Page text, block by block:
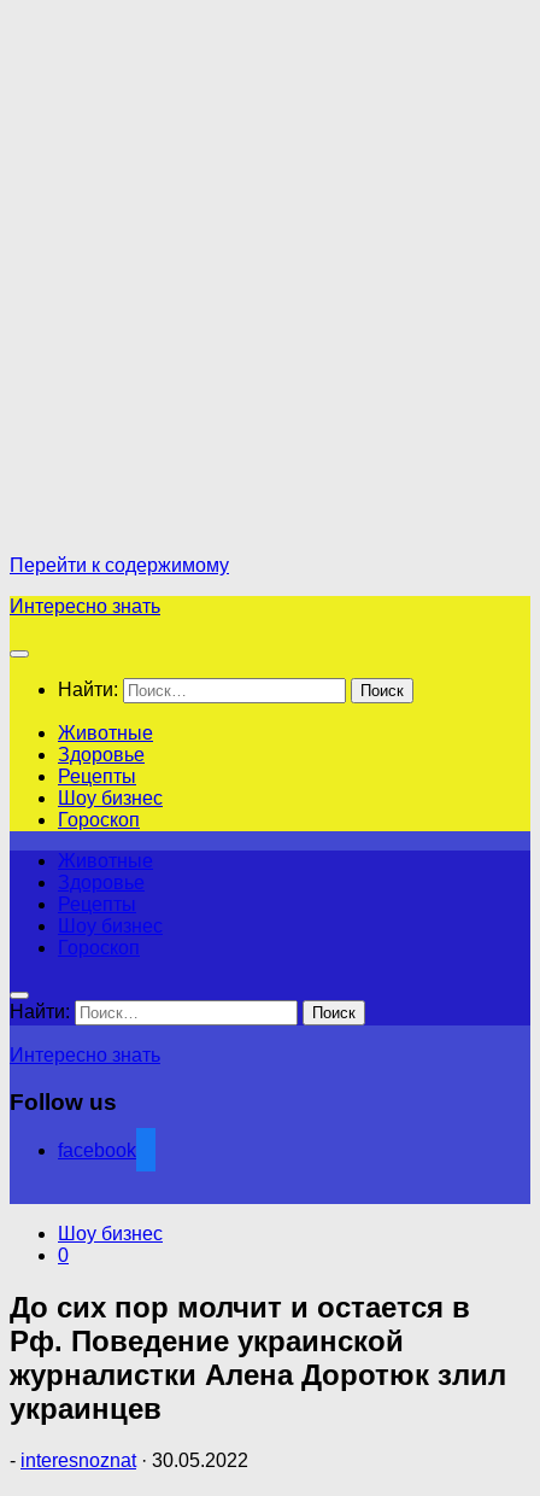
Перейти к содержимому
Интересно знать
Найти:
Животные
Здоровье
Рецепты
Шоу бизнес
Гороскоп
Животные
Здоровье
Рецепты
Шоу бизнес
Гороскоп
Найти:
Интересно знать
Follow us
facebook
Шоу бизнес
0
До сих пор молчит и остается в
Рф. Поведение украинской
журналистки Алена Доротюк злил
украинцев
- interesnoznat · 30.05.2022